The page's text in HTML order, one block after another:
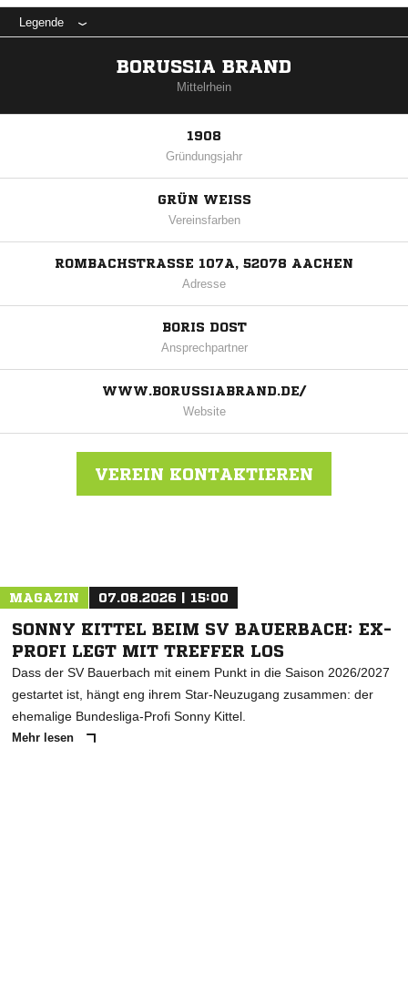
Legende
BORUSSIA BRAND
Mittelrhein
1908
Gründungsjahr
GRÜN WEISS
Vereinsfarben
ROMBACHSTRASSE 107A, 52078 AACHEN
Adresse
BORIS DOST
Ansprechpartner
WWW.BORUSSIABRAND.DE/
Website
VEREIN KONTAKTIEREN
MAGAZIN 07.08.2026 | 15:00
SONNY KITTEL BEIM SV BAUERBACH: EX-
PROFI LEGT MIT TREFFER LOS
Dass der SV Bauerbach mit einem Punkt in die Saison 2026/2027
gestartet ist, hängt eng ihrem Star-Neuzugang zusammen: der
ehemalige Bundesliga-Profi Sonny Kittel.
Mehr lesen